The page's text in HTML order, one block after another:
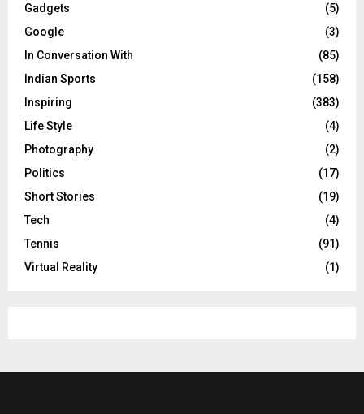
Gadgets
(5)
Google
(3)
In Conversation With
(85)
Indian Sports
(158)
Inspiring
(383)
Life Style
(4)
Photography
(2)
Politics
(17)
Short Stories
(19)
Tech
(4)
Tennis
(91)
Virtual Reality
(1)